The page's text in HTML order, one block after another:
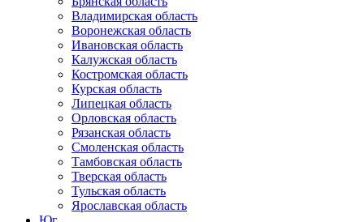
Владимирская область
Воронежская область
Ивановская область
Калужская область
Костромская область
Курская область
Липецкая область
Орловская область
Рязанская область
Смоленская область
Тамбовская область
Тверская область
Тульская область
Ярославская область